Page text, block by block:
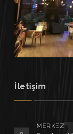
İletişim
MERKEZ